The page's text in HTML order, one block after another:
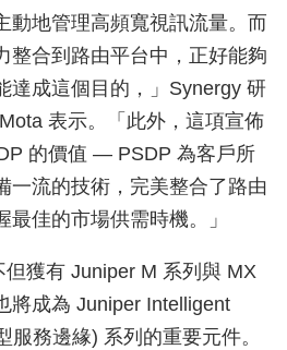
動地管理高頻寬視訊流量。而
整合到路由平台中，正好能夠
達成這個目的，」Synergy 研
表示。「此外，這項宣佈
的價值 — PSDP 為客戶所
一流的技術，完美整合了路由
佳的市場供需時機。」
獲有 Juniper M 系列與 MX
將成為 Juniper Intelligent
服務邊緣) 系列的重要元件。